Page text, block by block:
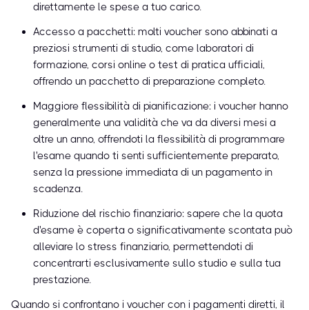
direttamente le spese a tuo carico.
Accesso a pacchetti: molti voucher sono abbinati a
preziosi strumenti di studio, come laboratori di
formazione, corsi online o test di pratica ufficiali,
offrendo un pacchetto di preparazione completo.
Maggiore flessibilità di pianificazione: i voucher hanno
generalmente una validità che va da diversi mesi a
oltre un anno, offrendoti la flessibilità di programmare
l'esame quando ti senti sufficientemente preparato,
senza la pressione immediata di un pagamento in
scadenza.
Riduzione del rischio finanziario: sapere che la quota
d'esame è coperta o significativamente scontata può
alleviare lo stress finanziario, permettendoti di
concentrarti esclusivamente sullo studio e sulla tua
prestazione.
Quando si confrontano i voucher con i pagamenti diretti, il